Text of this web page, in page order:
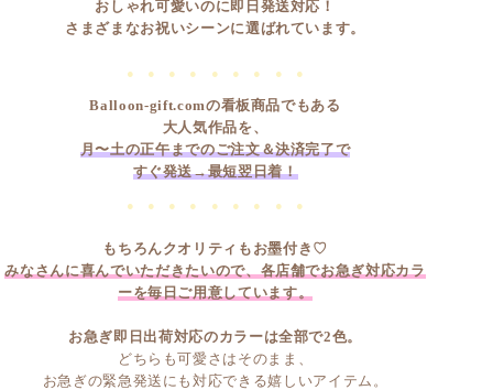
おしゃれ可愛いのに即日発送対応！
さまざまなお祝いシーンに選ばれています。
● ● ● ● ● ● ● ● ●
Balloon-gift.comの看板商品でもある
大人気作品を、
月〜土の正午までのご注文＆決済完了で
すぐ発送→最短翌日着！
● ● ● ● ● ● ● ● ●
もちろんクオリティもお墨付き♡
みなさんに喜んでいただきたいので、 各店舗でお急ぎ対応カラ
ーを毎日ご用意しています。
お急ぎ即日出荷対応のカラーは全部で2色。
どちらも可愛さはそのまま、
お急ぎの緊急発送にも対応できる嬉しいアイテム。